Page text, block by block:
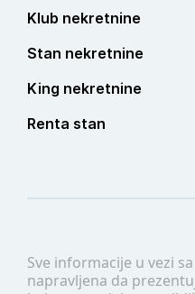
Sve informacije u vezi
napravljena da
Klub nekretnine
Stan nekretnine
King nekretnine
Renta stan